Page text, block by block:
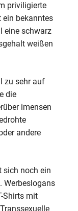
priviligierte
ein bekanntes
eine schwarz
weißen
zu sehr auf
die
imensen
andere
sich noch ein
Werbeslogans
Shirts mit